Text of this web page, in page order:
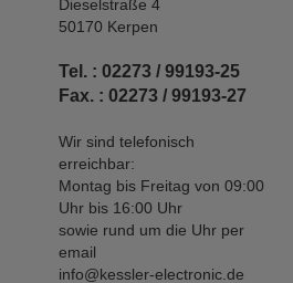
Dieselstraße 4
50170 Kerpen
Tel. : 02273 / 99193-25
Fax. : 02273 / 99193-27
Wir sind telefonisch
erreichbar:
Montag bis Freitag von 09:00
Uhr bis 16:00 Uhr
sowie rund um die Uhr per
email
info@kessler-electronic.de